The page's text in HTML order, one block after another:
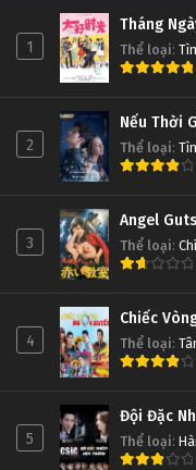
1
Tháng
Thể loại:
2
Nếu Thời
Thể loại:
3
Angel
Thể loại:
4
Chiếc
Thể loại:
5
Đội Đặc
Thể loại: